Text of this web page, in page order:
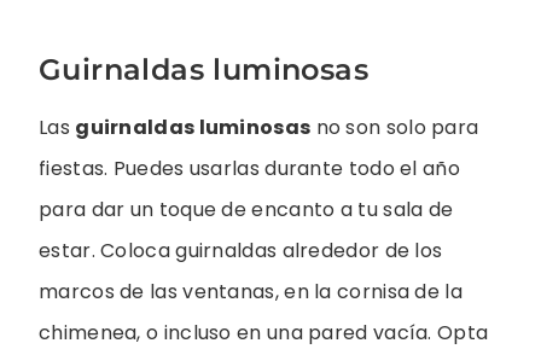
Guirnaldas luminosas
Las guirnaldas luminosas no son solo para
fiestas. Puedes usarlas durante todo el año
para dar un toque de encanto a tu sala de
estar. Coloca guirnaldas alrededor de los
marcos de las ventanas, en la cornisa de la
chimenea, o incluso en una pared vacía. Opta